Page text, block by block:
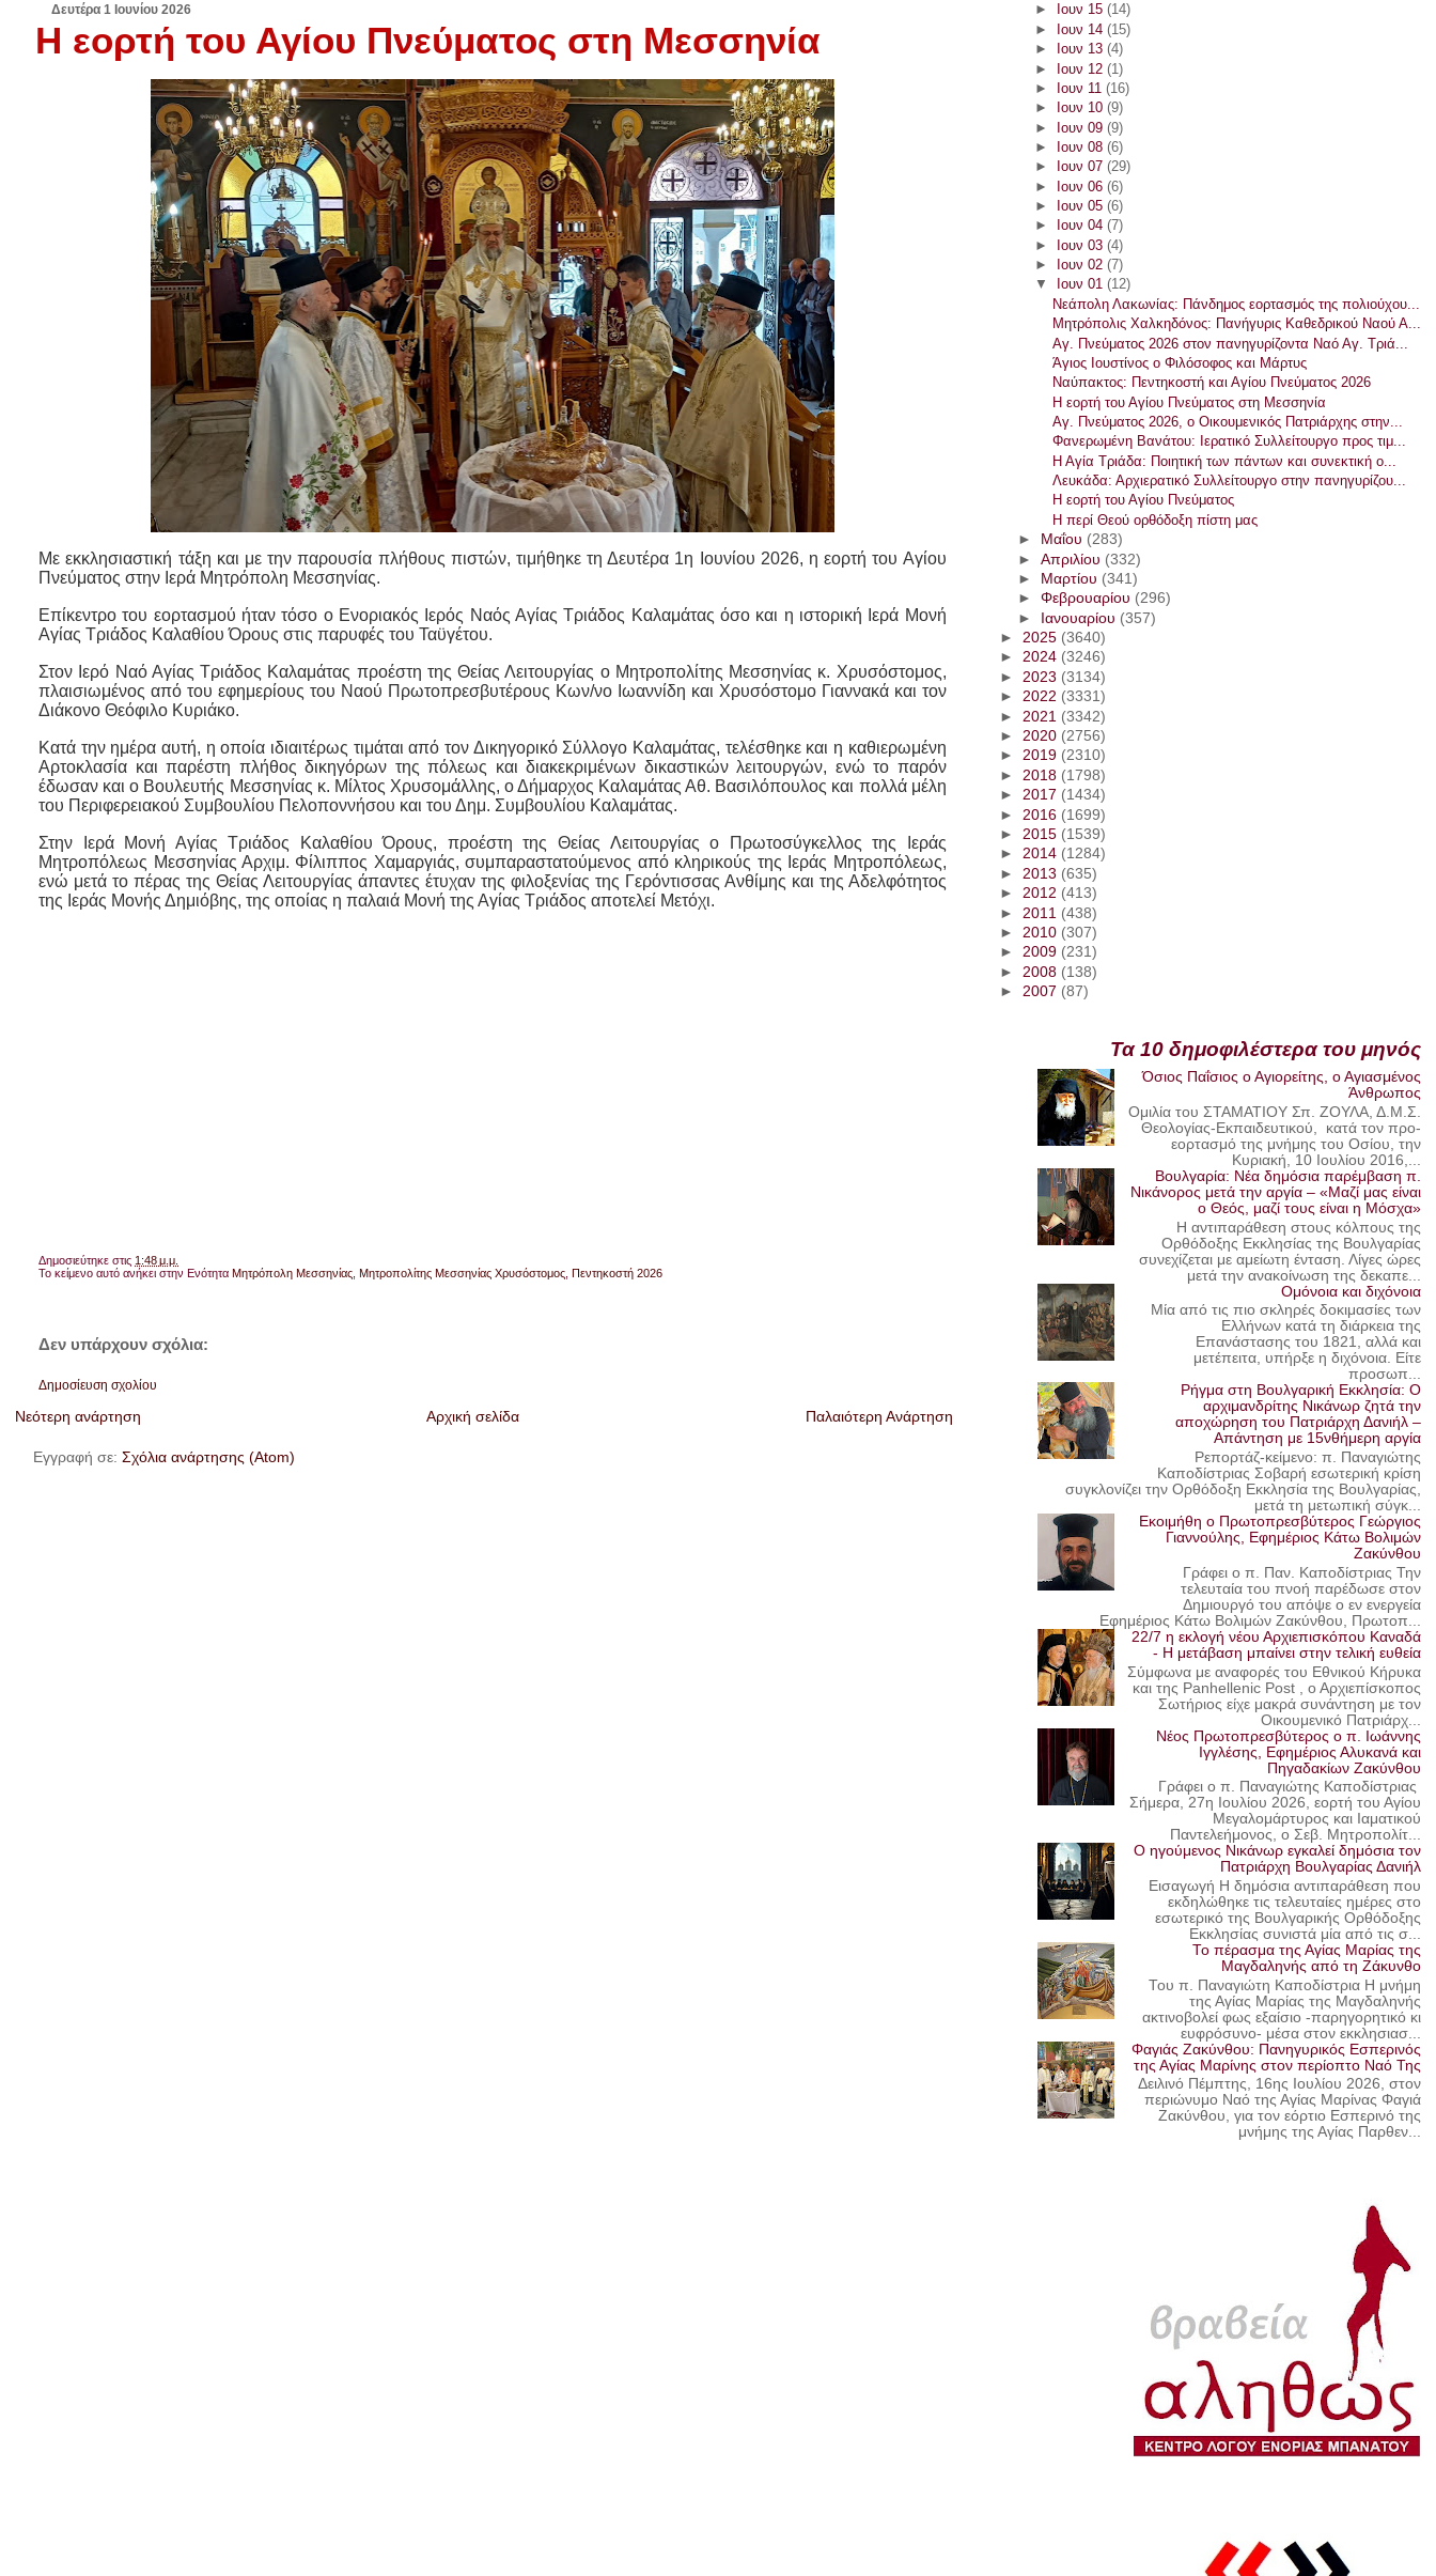
Δευτέρα 1 Ιουνίου 2026
Η εορτή του Αγίου Πνεύματος στη Μεσσηνία
Με εκκλησιαστική τάξη και με την παρουσία πλήθους πιστών, τιμήθηκε τη Δευτέρα 1η Ιουνίου 2026, η εορτή του Αγίου
Πνεύματος στην Ιερά Μητρόπολη Μεσσηνίας.
Επίκεντρο του εορτασμού ήταν τόσο ο Ενοριακός Ιερός Ναός Αγίας Τριάδος Καλαμάτας όσο και η ιστορική Ιερά Μονή
Αγίας Τριάδος Καλαθίου Όρους στις παρυφές του Ταϋγέτου.
Στον Ιερό Ναό Αγίας Τριάδος Καλαμάτας προέστη της Θείας Λειτουργίας ο Μητροπολίτης Μεσσηνίας κ. Χρυσόστομος,
πλαισιωμένος από του εφημερίους του Ναού Πρωτοπρεσβυτέρους Κων/νο Ιωαννίδη και Χρυσόστομο Γιαννακά και τον
Διάκονο Θεόφιλο Κυριάκο.
Κατά την ημέρα αυτή, η οποία ιδιαιτέρως τιμάται από τον Δικηγορικό Σύλλογο Καλαμάτας, τελέσθηκε και η καθιερωμένη
Αρτοκλασία και παρέστη πλήθος δικηγόρων της πόλεως και διακεκριμένων δικαστικών λειτουργών, ενώ το παρόν
έδωσαν και ο Βουλευτής Μεσσηνίας κ. Μίλτος Χρυσομάλλης, ο Δήμαρχος Καλαμάτας Αθ. Βασιλόπουλος και πολλά μέλη
του Περιφερειακού Συμβουλίου Πελοποννήσου και του Δημ. Συμβουλίου Καλαμάτας.
Στην Ιερά Μονή Αγίας Τριάδος Καλαθίου Όρους, προέστη της Θείας Λειτουργίας ο Πρωτοσύγκελλος της Ιεράς
Μητροπόλεως Μεσσηνίας Αρχιμ. Φίλιππος Χαμαργιάς, συμπαραστατούμενος από κληρικούς της Ιεράς Μητροπόλεως,
ενώ μετά το πέρας της Θείας Λειτουργίας άπαντες έτυχαν της φιλοξενίας της Γερόντισσας Ανθίμης και της Αδελφότητος
της Ιεράς Μονής Δημιόβης, της οποίας η παλαιά Μονή της Αγίας Τριάδος αποτελεί Μετόχι.
Δημοσιεύτηκε στις 1:48 μ.μ.
Το κείμενο αυτό ανήκει στην ΕνότηταΜητρόπολη Μεσσηνίας ,Μητροπολίτης Μεσσηνίας Χρυσόστομος ,Πεντηκοστή 2026
Δεν υπάρχουν σχόλια:
Δημοσίευση σχολίου
Νεότερη ανάρτηση Παλαιότερη Ανάρτηση
Αρχική σελίδα
Εγγραφή σε:Σχόλια ανάρτησης (Atom)
►
Ιουν 15 (14)
►
Ιουν 14 (15)
►
Ιουν 13 (4)
► Ιουν 12 (1)
►
Ιουν 11 (16)
►
Ιουν 10 (9)
► Ιουν 09 (9)
►
Ιουν 08 (6)
►
Ιουν 07 (29)
► Ιουν 06 (6)
►
Ιουν 05 (6)
►
Ιουν 04 (7)
►
Ιουν 03 (4)
►
Ιουν 02 (7)
▼
Ιουν 01 (12)
Νεάπολη Λακωνίας: Πάνδημος εορτασμός της πολιούχου...
Μητρόπολις Χαλκηδόνος: Πανήγυρις Καθεδρικού Ναού Α...
Αγ. Πνεύματος 2026 στον πανηγυρίζοντα Ναό Αγ. Τριά...
Άγιος Ιουστίνος ο Φιλόσοφος και Μάρτυς
Ναύπακτος: Πεντηκοστή και Αγίου Πνεύματος 2026
Η εορτή του Αγίου Πνεύματος στη Μεσσηνία
Αγ. Πνεύματος 2026, ο Οικουμενικός Πατριάρχης στην...
Φανερωμένη Βανάτου: Ιερατικό Συλλείτουργο προς τιμ...
Η Αγία Τριάδα: Ποιητική των πάντων και συνεκτική ο...
Λευκάδα: Αρχιερατικό Συλλείτουργο στην πανηγυρίζου...
Η εορτή του Αγίου Πνεύματος
Η περί Θεού ορθόδοξη πίστη μας
►
Μαΐου (283)
► Απριλίου (332)
►
Μαρτίου (341)
► Φεβρουαρίου (296)
► Ιανουαρίου (357)
►2025 (3640)
►2024 (3246)
► 2023 (3134)
►2022 (3331)
► 2021 (3342)
►2020 (2756)
►2019 (2310)
► 2018 (1798)
►2017 (1434)
► 2016 (1699)
► 2015 (1539)
►2014 (1284)
► 2013 (635)
►2012 (413)
► 2011 (438)
► 2010 (307)
►2009 (231)
► 2008 (138)
►2007 (87)
Τα 10 δημοφιλέστερα του μηνός
Όσιος Παΐσιος ο Αγιορείτης, ο Αγιασμένος
Άνθρωπος
Ομιλία του ΣΤΑΜΑΤΙΟΥ Σπ. ΖΟΥΛΑ, Δ.Μ.Σ.
Θεολογίας-Εκπαιδευτικού, κατά τον προ-
εορτασμό της μνήμης του Οσίου, την
Κυριακή, 10 Ιουλίου 2016,...
Βουλγαρία: Νέα δημόσια παρέμβαση π.
Νικάνορος μετά την αργία – «Μαζί μας είναι
ο Θεός, μαζί τους είναι η Μόσχα»
Η αντιπαράθεση στους κόλπους της
Ορθόδοξης Εκκλησίας της Βουλγαρίας
συνεχίζεται με αμείωτη ένταση. Λίγες ώρες
μετά την ανακοίνωση της δεκαπε...
Ομόνοια και διχόνοια
Μία από τις πιο σκληρές δοκιμασίες των
Ελλήνων κατά τη διάρκεια της
Επανάστασης του 1821, αλλά και
μετέπειτα, υπήρξε η διχόνοια. Είτε
προσωπ...
Ρήγμα στη Βουλγαρική Εκκλησία: Ο
αρχιμανδρίτης Νικάνωρ ζητά την
αποχώρηση του Πατριάρχη Δανιήλ –
Απάντηση με 15νθήμερη αργία
Ρεπορτάζ-κείμενο: π. Παναγιώτης
Καποδίστριας Σοβαρή εσωτερική κρίση
συγκλονίζει την Ορθόδοξη Εκκλησία της Βουλγαρίας,
μετά τη μετωπική σύγκ...
Εκοιμήθη ο Πρωτοπρεσβύτερος Γεώργιος
Γιαννούλης, Εφημέριος Κάτω Βολιμών
Ζακύνθου
Γράφει ο π. Παν. Καποδίστριας Την
τελευταία του πνοή παρέδωσε στον
Δημιουργό του απόψε ο εν ενεργεία
Εφημέριος Κάτω Βολιμών Ζακύνθου, Πρωτοπ...
22/7 η εκλογή νέου Αρχιεπισκόπου Καναδά
- Η μετάβαση μπαίνει στην τελική ευθεία
Σύμφωνα με αναφορές του Εθνικού Κήρυκα
και της Panhellenic Post , ο Αρχιεπίσκοπος
Σωτήριος είχε μακρά συνάντηση με τον
Οικουμενικό Πατριάρχ...
Νέος Πρωτοπρεσβύτερος ο π. Ιωάννης
Ιγγλέσης, Εφημέριος Αλυκανά και
Πηγαδακίων Ζακύνθου
Γράφει ο π. Παναγιώτης Καποδίστριας
Σήμερα, 27η Ιουλίου 2026, εορτή του Αγίου
Μεγαλομάρτυρος και Ιαματικού
Παντελεήμονος, ο Σεβ. Μητροπολίτ...
Ο ηγούμενος Νικάνωρ εγκαλεί δημόσια τον
Πατριάρχη Βουλγαρίας Δανιήλ
Εισαγωγή Η δημόσια αντιπαράθεση που
εκδηλώθηκε τις τελευταίες ημέρες στο
εσωτερικό της Βουλγαρικής Ορθόδοξης
Εκκλησίας συνιστά μία από τις σ...
Το πέρασμα της Αγίας Μαρίας της
Μαγδαληνής από τη Ζάκυνθο
Του π. Παναγιώτη Καποδίστρια Η μνήμη
της Αγίας Μαρίας της Μαγδαληνής
ακτινοβολεί φως εξαίσιο -παρηγορητικό κι
ευφρόσυνο- μέσα στον εκκλησιασ...
Φαγιάς Ζακύνθου: Πανηγυρικός Εσπερινός
της Αγίας Μαρίνης στον περίοπτο Ναό Της
Δειλινό Πέμπτης, 16ης Ιουλίου 2026, στον
περιώνυμο Ναό της Αγίας Μαρίνας Φαγιά
Ζακύνθου, για τον εόρτιο Εσπερινό της
μνήμης της Αγίας Παρθεν...